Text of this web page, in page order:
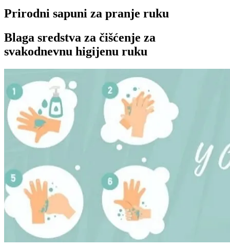
Prirodni sapuni za pranje ruku
Blaga sredstva za čišćenje za
svakodnevnu higijenu ruku